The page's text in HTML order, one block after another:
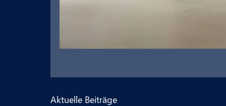
Aktuelle Beiträge